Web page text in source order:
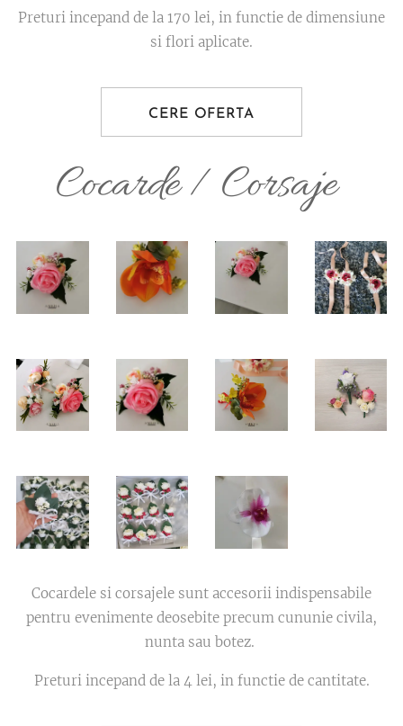
Preturi incepand de la 170 lei, in functie de dimensiune
si flori aplicate.
CERE OFERTA
Cocarde / Corsaje
Cocardele si corsajele sunt accesorii indispensabile
pentru evenimente deosebite precum cununie civila,
nunta sau botez.
Preturi incepand de la 4 lei, in functie de cantitate.